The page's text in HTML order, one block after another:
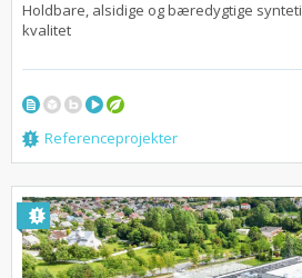
Holdbare, alsidige og bæredygtige
kvalitet
Referenceprojekter